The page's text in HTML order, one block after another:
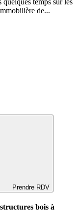
de...
Prendre RDV
bois à